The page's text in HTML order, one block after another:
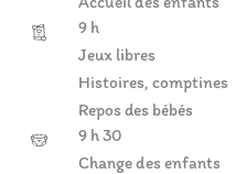
9 h
Jeux libres
Histoires, comptines
Repos des bébés
9 h 30
Change des enfants